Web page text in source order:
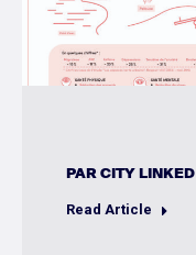
PARCITY LINKED
Read Article